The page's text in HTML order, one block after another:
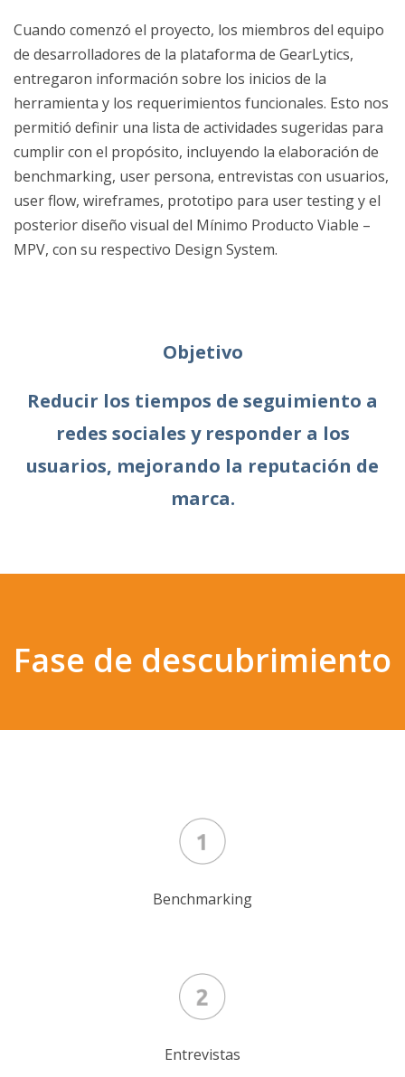
Cuando comenzó el proyecto, los miembros del equipo
de desarrolladores de la plataforma de GearLytics,
entregaron información sobre los inicios de la
herramienta y los requerimientos funcionales. Esto nos
permitió definir una lista de actividades sugeridas para
cumplir con el propósito, incluyendo la elaboración de
benchmarking, user persona, entrevistas con usuarios,
user flow, wireframes, prototipo para user testing y el
posterior diseño visual del Mínimo Producto Viable –
MPV, con su respectivo Design System.
Objetivo
Reducir los tiempos de seguimiento a
redes sociales y responder a los
usuarios, mejorando la reputación de
marca.
Fase de descubrimiento
Benchmarking
Entrevistas